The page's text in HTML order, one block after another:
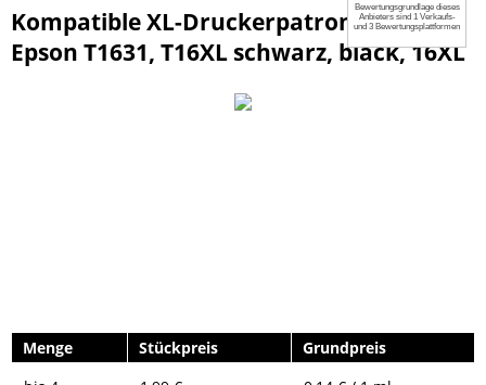
Kompatible XL-Druckerpatrone wie
Epson T1631, T16XL schwarz, black, 16XL
Menge Stückpreis
Grundpreis